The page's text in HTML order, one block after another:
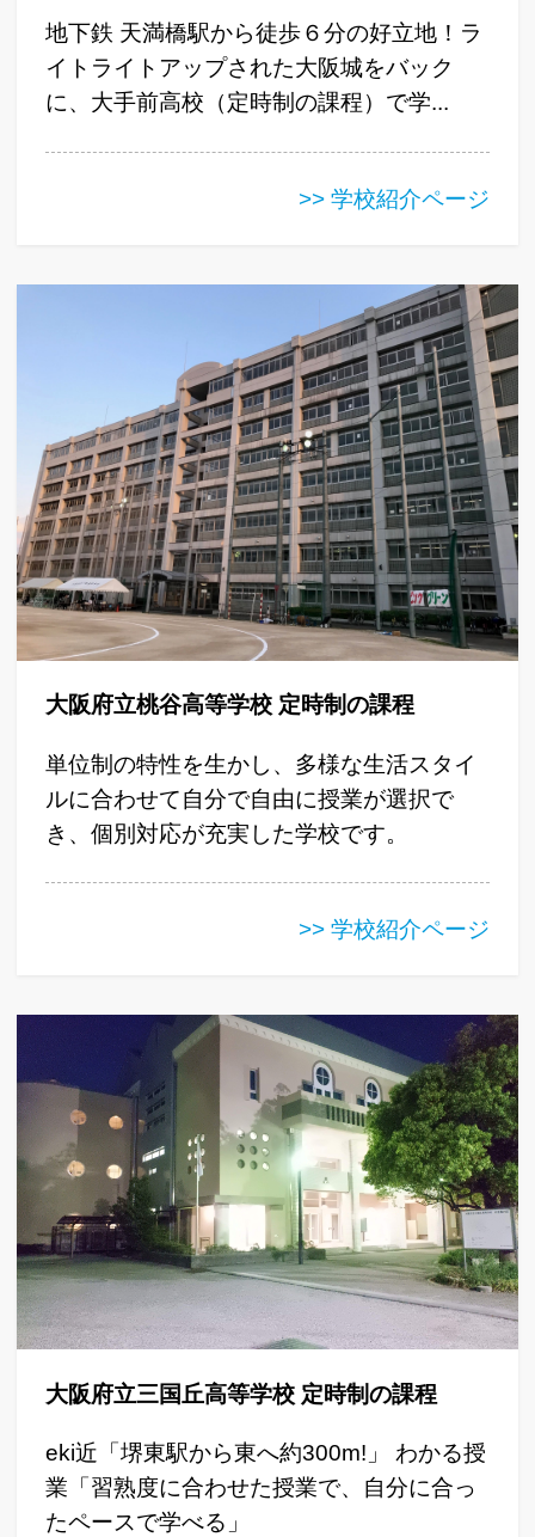
地下鉄 天満橋駅から徒歩６分の好立地！ラ
イトライトアップされた大阪城をバック
に、大手前高校（定時制の課程）で学...
>> 学校紹介ページ
大阪府立桃谷高等学校 定時制の課程
単位制の特性を生かし、多様な生活スタイ
ルに合わせて自分で自由に授業が選択で
き、個別対応が充実した学校です。
>> 学校紹介ページ
大阪府立三国丘高等学校 定時制の課程
eki近「堺東駅から東へ約300m!」 わかる授
業「習熟度に合わせた授業で、自分に合っ
たペースで学べる」